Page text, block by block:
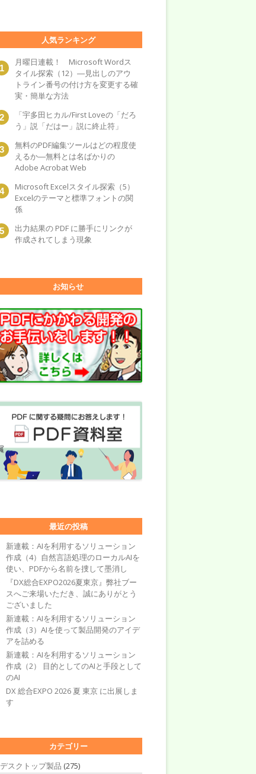
人気ランキング
月曜日連載！ Microsoft Wordス
タイル探索（12）―見出しのアウ
トライン番号の付け方を変更する確
実・簡単な方法
「宇多田ヒカル/First Loveの「だろ
う」説「だはー」説に終止符」
無料のPDF編集ツールはどの程度使
えるか―無料とは名ばかりの
Adobe Acrobat Web
Microsoft Excelスタイル探索（5）
Excelのテーマと標準フォントの関
係
出力結果の PDF に勝手にリンクが
作成されてしまう現象
お知らせ
最近の投稿
新連載：AIを利用するソリューション
作成（4）自然言語処理のローカルAIを
使い、PDFから名前を捜して墨消し
『DX総合EXPO2026夏東京』弊社ブー
スへご来場いただき、誠にありがとう
ございました
新連載：AIを利用するソリューション
作成（3）AIを使って製品開発のアイデ
アを詰める
新連載：AIを利用するソリューション
作成（2） 目的としてのAIと手段として
のAI
DX 総合EXPO 2026 夏 東京 に出展しま
す
カテゴリー
デスクトップ製品 (275)